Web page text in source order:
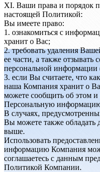
XI. Ваши права и порядок
настоящей Политикой:
Вы имеете право:
1. ознакомиться с
хранит о Вас;
2. требовать удаления
ее части, а также отзывать
персональной информации
3. если Вы считаете, что
наша Компания хранит о
можете сообщить об этом
Персональную информацию
В случаях,
Вы можете также обладать
выше.
Использовать
информацию Компания
соглашаетесь с данным
Политикой Компании.